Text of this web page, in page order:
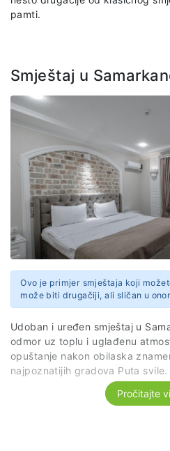
pamti.
Smještaj u
Ovo je primjer smještaja koji
može biti drugačiji, ali sličan u
Udoban i uređen smještaj u
odmor uz toplu i uglađenu
opuštanje nakon obilaska
najpoznatijih gradova Puta svile.
Pročitajte